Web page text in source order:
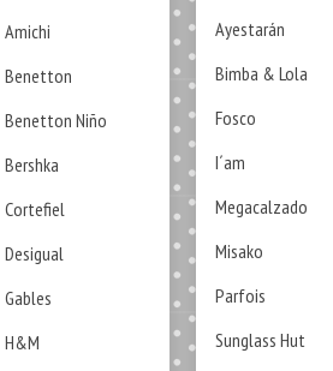
Amichi
Benetton
Benetton Niño
Bershka
Cortefiel
Desigual
Gables
H&M
Ayestarán
Bimba & Lola
Fosco
I´am
Megacalzado
Misako
Parfois
Sunglass Hut